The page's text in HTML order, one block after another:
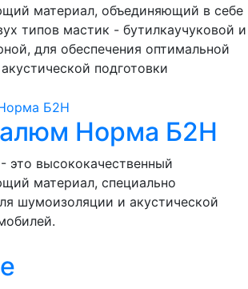
материал, объединяющий в себе
типов мастик - бутилкаучуковой и
для обеспечения оптимальной
подготовки
Норма Б2Н
это высококачественный
материал, специально
шумоизоляции и акустической